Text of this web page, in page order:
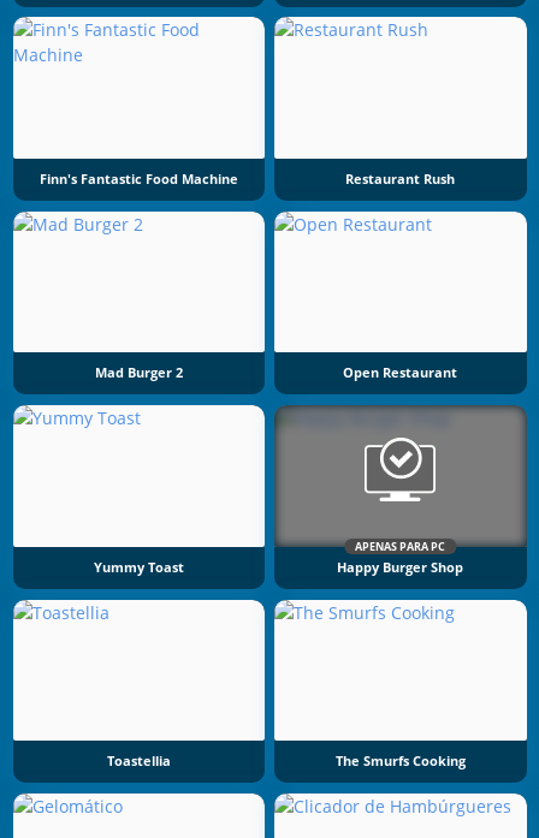
Finn's Fantastic Food Machine Restaurant Rush
Mad Burger 2 Open Restaurant
Yummy Toast
APENAS PARA PC
Happy Burger Shop
Toastellia The Smurfs Cooking